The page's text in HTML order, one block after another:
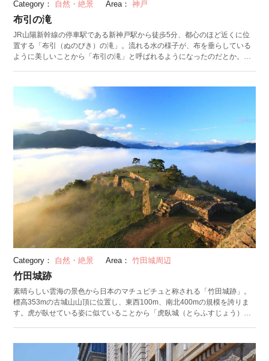
Category： 自然・絶景 Area： 神戸
布引の滝
JR山陽新幹線の停車駅である新神戸駅から徒歩5分、都心のほど近くに位
置する「布引（ぬのびき）の滝」。流れる水の様子が、布を垂らしている
ように美しいことから「布引の滝」と呼ばれるようになったのだとか。日
「雄滝（おんたき）」「雌滝（めんたき）」「夫婦滝（めおとだき）」
「鼓ヶ滝（つつみがだき）」という4つの滝からなります。最も上流の雄滝
は43mの高さを誇り、迫力満点。鼓ヶ滝は、楽器の鼓のような音がするこ
とからその名が付いたといわれています。 周辺にはハイキング道が整備さ
れており、気軽に自然を満喫できます。特に木々が色づく新緑や紅葉の季
節は、より滝を囲う大自然の美しさが際立ちます。
Category： 自然・絶景 Area： 竹田城周辺
竹田城跡
素晴らしい雲海の景色から日本のマチュピチュと称される「竹田城跡」。
標高353mの古城山山頂に位置し、東西100m、南北400mの規模を誇りま
す。虎が臥せている姿に似ていることから「虎臥城（とらふすじょう）」
垣積みの城郭が築かれました。その後、関ヶ原の戦いによる豊臣陣営側の
敗北によって廃城となった竹田城。自然石をうまく組み合わせて築かれた